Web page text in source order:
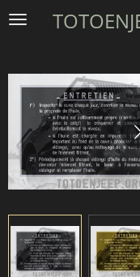
Passer
principal